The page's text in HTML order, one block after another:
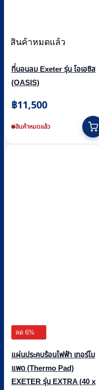
สินค้าหมดแล้ว
ที่นอนลม Exeter รุ่น โอเอซิส
(OASIS)
฿11,500
สินค้าหมดแล้ว
ลด 6%
แผ่นประคบร้อนไฟฟ้า เทอร์โม
แพด (Thermo Pad)
EXETER รุ่น EXTRA (40 x